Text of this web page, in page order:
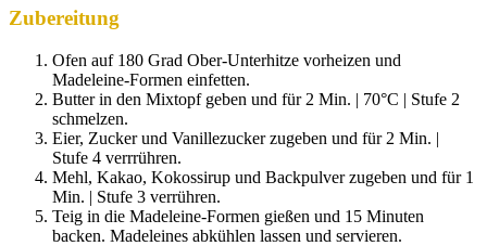
Zubereitung
Ofen auf 180 Grad Ober-Unterhitze vorheizen und
Madeleine-Formen einfetten.
Butter in den Mixtopf geben und für 2 Min. | 70°C | Stufe 2
schmelzen.
Eier, Zucker und Vanillezucker zugeben und für 2 Min. |
Stufe 4 verrrühren.
Mehl, Kakao, Kokossirup und Backpulver zugeben und für 1
Min. | Stufe 3 verrühren.
Teig in die Madeleine-Formen gießen und 15 Minuten
backen. Madeleines abkühlen lassen und servieren.